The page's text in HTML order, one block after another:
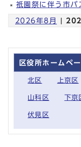
祇園祭に伴う市バ
2026年8月 |
区役所ホームペ
北区 上京区
山科区 下京
伏見区